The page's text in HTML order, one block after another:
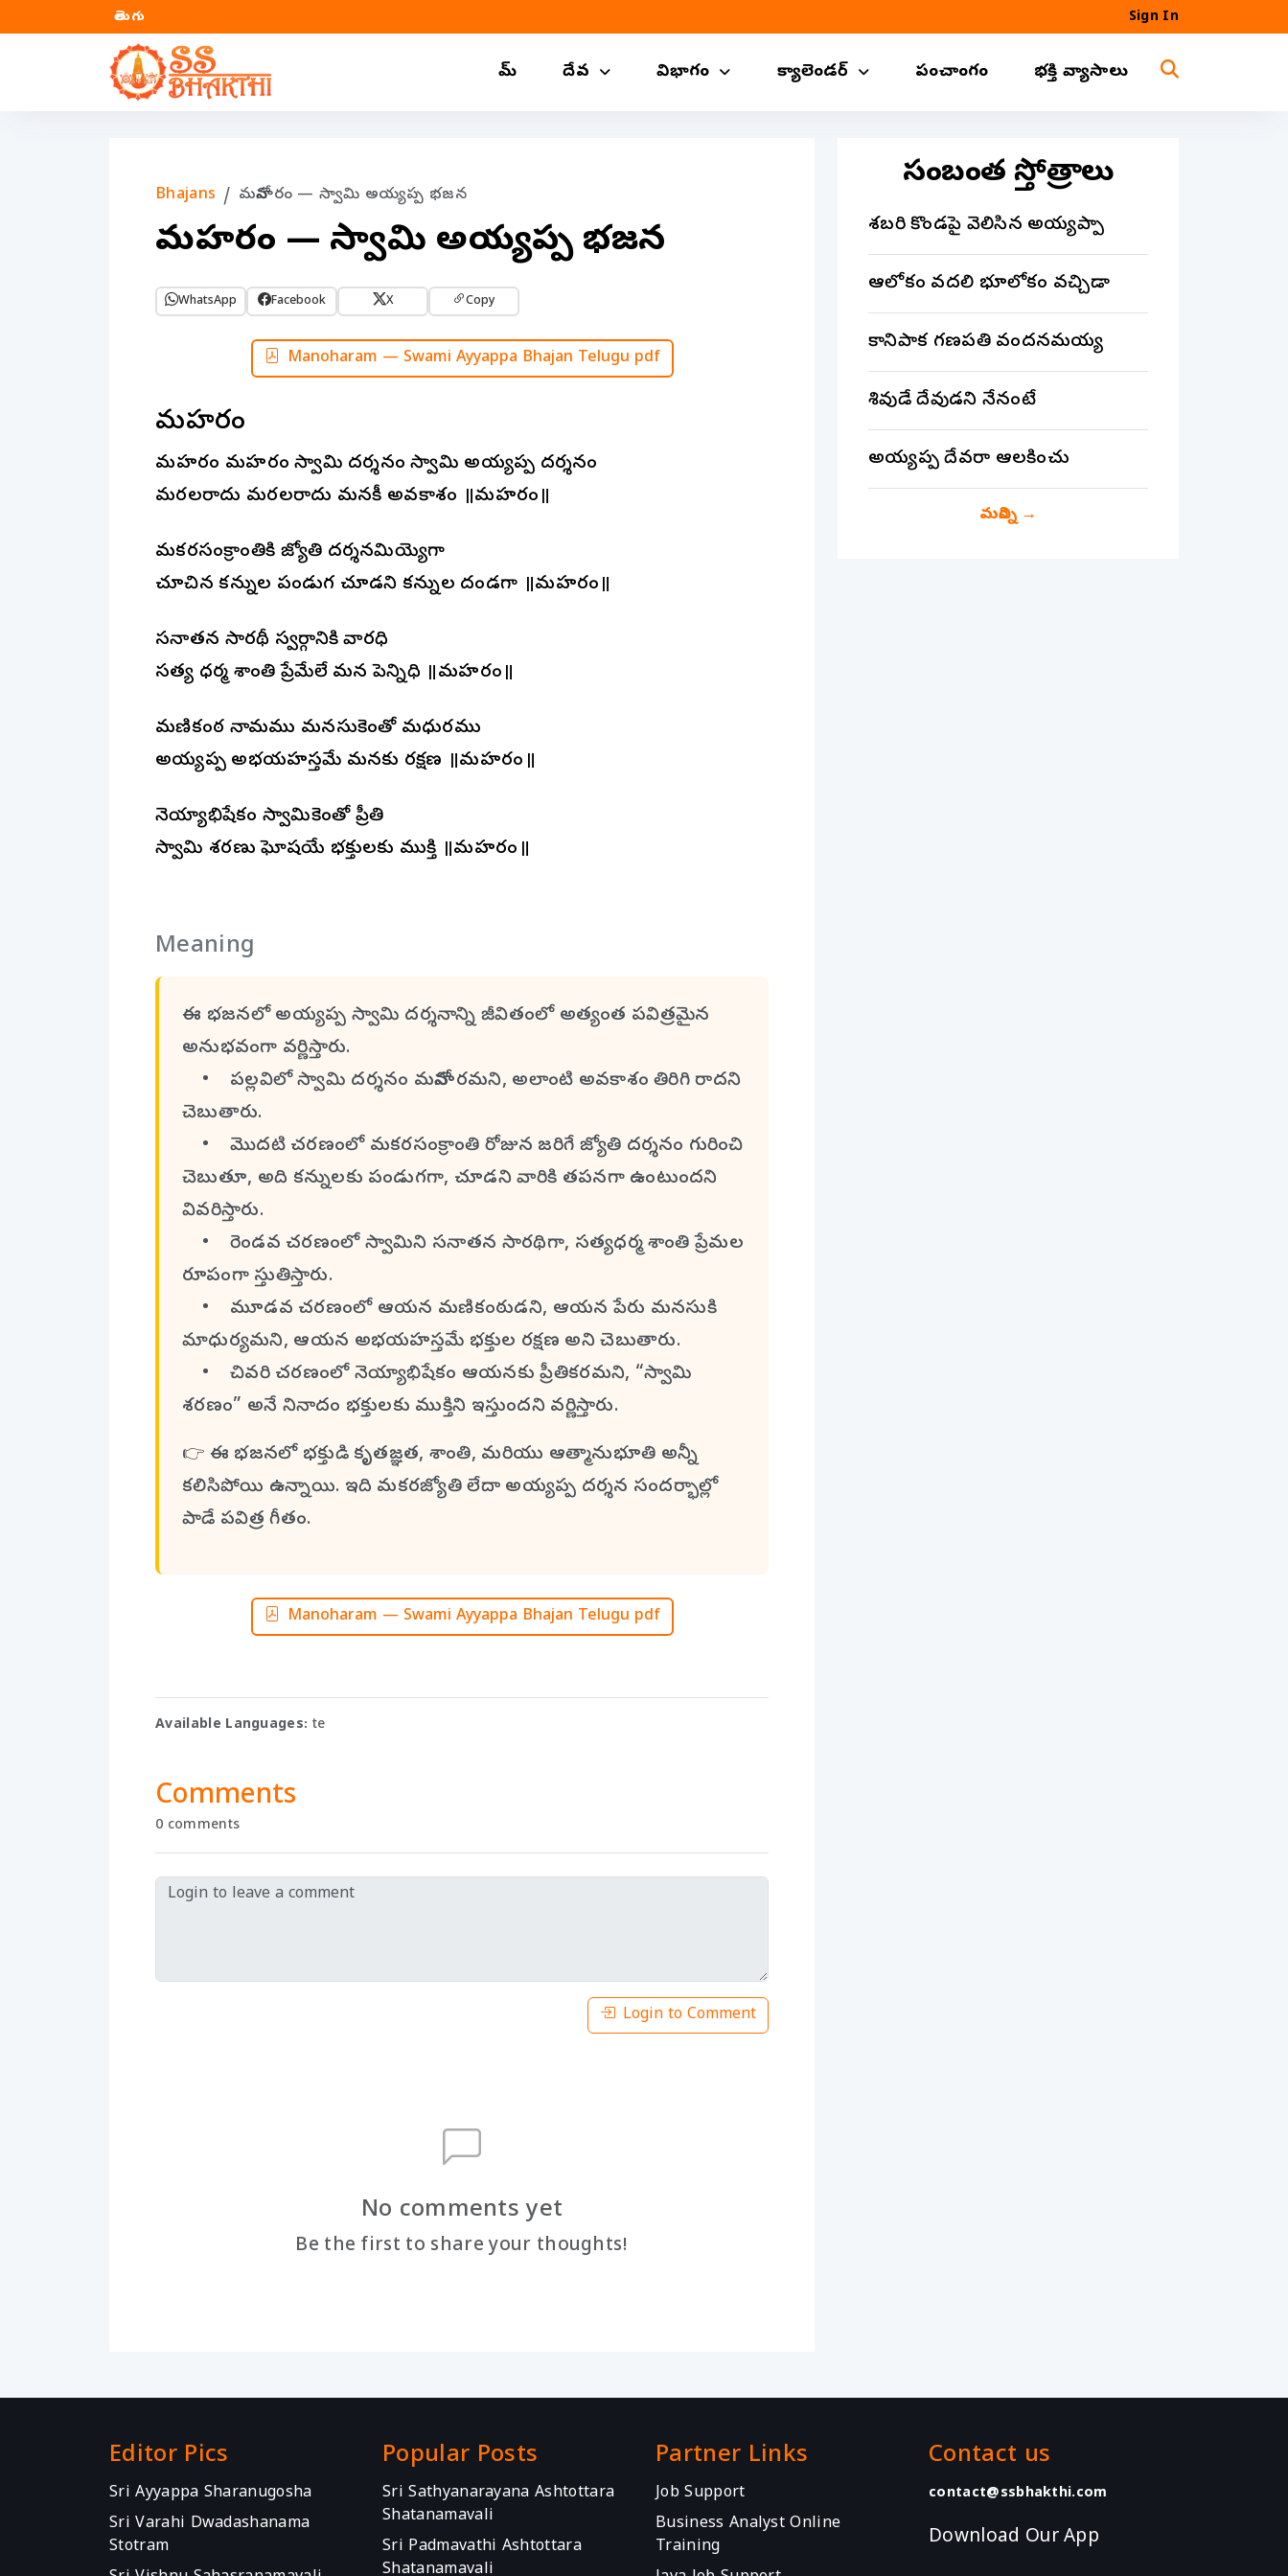
తెలుగు Sign In
హోమ్ దేవ విభాగం క్యాలెండర్ పంచాంగం భక్తి వ్యాసాలు
Bhajans మనోహరం — స్వామి అయ్యప్ప భజన
మనోహరం — స్వామి అయ్యప్ప భజన
WhatsApp Facebook X Copy
Manoharam — Swami Ayyappa Bhajan Telugu pdf
మనోహరం
మనోహరం మనోహరం స్వామి దర్శనం స్వామి అయ్యప్ప దర్శనం
మరలరాదు మరలరాదు మనకీ అవకాశం ॥మనోహరం॥
మకరసంక్రాంతికి జ్యోతి దర్శనమియ్యెగా
చూచిన కన్నుల పండుగ చూడని కన్నుల దండగా ॥మనోహరం॥
సనాతన సారథీ స్వర్గానికి వారధి
సత్య ధర్మ శాంతి ప్రేమేలే మన పెన్నిధి ॥మనోహరం॥
మణికంఠ నామము మనసుకెంతో మధురము
అయ్యప్ప అభయహస్తమే మనకు రక్షణ ॥మనోహరం॥
నెయ్యాభిషేకం స్వామికెంతో ప్రీతి
స్వామి శరణు ఘోషయే భక్తులకు ముక్తి ॥మనోహరం॥
Meaning
ఈ భజనలో అయ్యప్ప స్వామి దర్శనాన్ని జీవితంలో అత్యంత పవిత్రమైన
అనుభవంగా వర్ణిస్తారు.
• పల్లవిలో స్వామి దర్శనం మనోహరమని, అలాంటి అవకాశం తిరిగి రాదని
చెబుతారు.
• మొదటి చరణంలో మకరసంక్రాంతి రోజున జరిగే జ్యోతి దర్శనం గురించి
చెబుతూ, అది కన్నులకు పండుగగా, చూడని వారికి తపనగా ఉంటుందని
వివరిస్తారు.
• రెండవ చరణంలో స్వామిని సనాతన సారథిగా, సత్యధర్మ శాంతి ప్రేమల
రూపంగా స్తుతిస్తారు.
• మూడవ చరణంలో ఆయన మణికంఠుడని, ఆయన పేరు మనసుకి
మాధుర్యమని, ఆయన అభయహస్తమే భక్తుల రక్షణ అని చెబుతారు.
• చివరి చరణంలో నెయ్యాభిషేకం ఆయనకు ప్రీతికరమని, “స్వామి
శరణం” అనే నినాదం భక్తులకు ముక్తిని ఇస్తుందని వర్ణిస్తారు.
👉 ఈ భజనలో భక్తుడి కృతజ్ఞత, శాంతి, మరియు ఆత్మానుభూతి అన్నీ
కలిసిపోయి ఉన్నాయి. ఇది మకరజ్యోతి లేదా అయ్యప్ప దర్శన సందర్భాల్లో
పాడే పవిత్ర గీతం.
Manoharam — Swami Ayyappa Bhajan Telugu pdf
Available Languages: te
Comments
0 comments
Login to Comment
No comments yet
Be the first to share your thoughts!
సంబంధిత స్తోత్రాలు
శబరి కొండపై వెలిసిన అయ్యప్పా
ఆలోకం వదలి భూలోకం వచ్చినోడా
కానిపాక గణపతి వందనమయ్య
శివుడే దేవుడని నేనంటే
అయ్యప్ప దేవరా ఆలకించు
మరిన్ని→
Editor Pics
Sri Ayyappa Sharanugosha
Sri Varahi Dwadashanama
Stotram
Popular Posts
Sri Sathyanarayana Ashtottara
Shatanamavali
Sri Padmavathi Ashtottara
Shatanamavali
Partner Links
Job Support
Business Analyst Online
Training
Contact us
contact@ssbhakthi.com
Download Our App